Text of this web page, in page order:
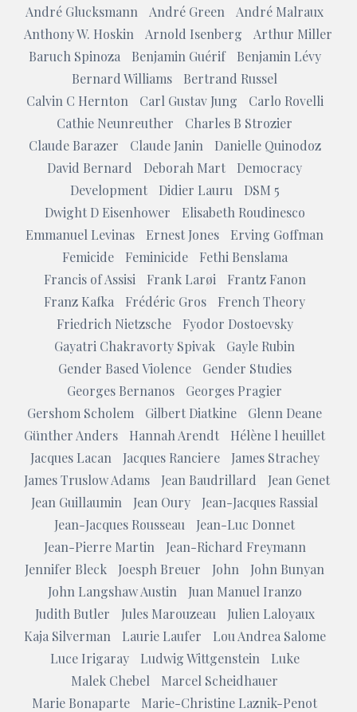
André Glucksmann
André Green
André Malraux
Anthony W. Hoskin
Arnold Isenberg
Arthur Miller
Baruch Spinoza
Benjamin Guérif
Benjamin Lévy
Bernard Williams
Bertrand Russel
Calvin C Hernton
Carl Gustav Jung
Carlo Rovelli
Cathie Neunreuther
Charles B Strozier
Claude Barazer
Claude Janin
Danielle Quinodoz
David Bernard
Deborah Mart
Democracy
Development
Didier Lauru
DSM 5
Dwight D Eisenhower
Elisabeth Roudinesco
Emmanuel Levinas
Ernest Jones
Erving Goffman
Femicide
Feminicide
Fethi Benslama
Francis of Assisi
Frank Larøi
Frantz Fanon
Franz Kafka
Frédéric Gros
French Theory
Friedrich Nietzsche
Fyodor Dostoevsky
Gayatri Chakravorty Spivak
Gayle Rubin
Gender Based Violence
Gender Studies
Georges Bernanos
Georges Pragier
Gershom Scholem
Gilbert Diatkine
Glenn Deane
Günther Anders
Hannah Arendt
Hélène l heuillet
Jacques Lacan
Jacques Ranciere
James Strachey
James Truslow Adams
Jean Baudrillard
Jean Genet
Jean Guillaumin
Jean Oury
Jean-Jacques Rassial
Jean-Jacques Rousseau
Jean-Luc Donnet
Jean-Pierre Martin
Jean-Richard Freymann
Jennifer Bleck
Joesph Breuer John
John Bunyan
John Langshaw Austin
Juan Manuel Iranzo
Judith Butler
Jules Marouzeau
Julien Laloyaux
Kaja Silverman
Laurie Laufer
Lou Andrea Salome
Luce Irigaray
Ludwig Wittgenstein
Luke
Malek Chebel
Marcel Scheidhauer
Marie Bonaparte
Marie-Christine Laznik-Penot